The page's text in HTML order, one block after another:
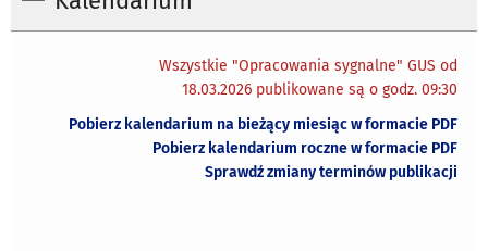
Wszystkie "Opracowania sygnalne" GUS od
18.03.2026 publikowane są o godz. 09:30
Pobierz kalendarium na bieżący miesiąc w formacie PDF
Pobierz kalendarium roczne w formacie PDF
Sprawdź zmiany terminów publikacji